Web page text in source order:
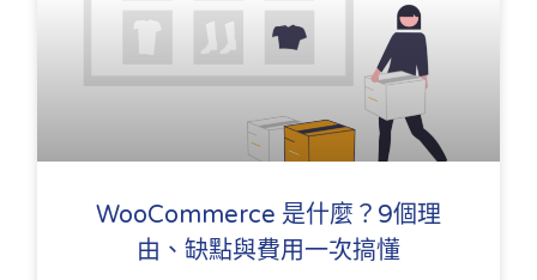
WooCommerce 是什麼？9個理
由、缺點與費用一次搞懂